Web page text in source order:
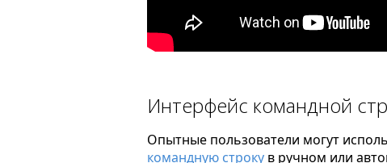
Интерфейс командной
Опытные пользователи могут
командную строкув ручном или